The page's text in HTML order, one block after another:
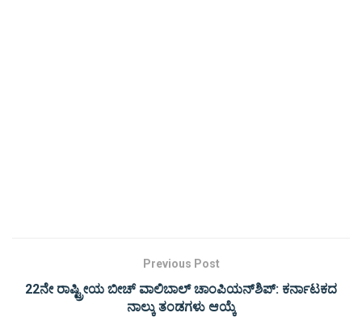
Previous Post
22ನೇ ರಾಷ್ಟ್ರೀಯ ಬೀಚ್ ವಾಲಿಬಾಲ್ ಚಾಂಪಿಯನ್‍ಶಿಪ್: ಕರ್ನಾಟಕದ
ನಾಲ್ಕು ತಂಡಗಳು ಆಯ್ಕೆ